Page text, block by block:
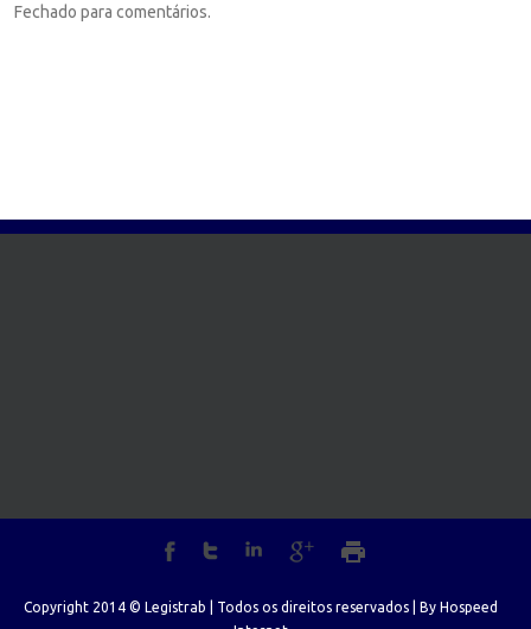
Fechado para comentários.
Copyright 2014 © Legistrab | Todos os direitos reservados | By Hospeed